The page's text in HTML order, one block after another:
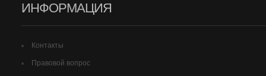
ИНФОРМАЦИЯ
Контакты
Правовой вопрос